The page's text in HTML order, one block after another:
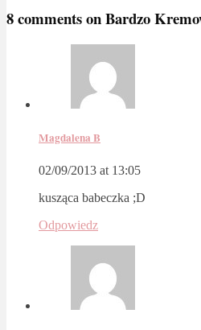
8 comments onBardzo
Magdalena B
02/09/2013 at 13:05
kusząca babeczka ;D
Odpowiedz